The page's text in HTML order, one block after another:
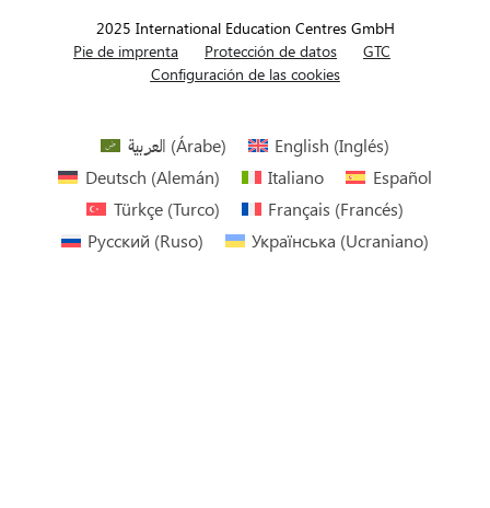
2025 International Education Centres GmbH
Pie de imprenta
Protección de datos
GTC
Configuración de las cookies
العربية (Árabe) English (Inglés)
Deutsch (Alemán) Italiano
Español
Türkçe(Turco) Français (Francés)
Русский (Ruso) Українська (Ucraniano)